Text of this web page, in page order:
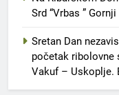
Srd “Vrbas ”
Sretan Dan
početak ribolovne
Vakuf – Uskoplje.